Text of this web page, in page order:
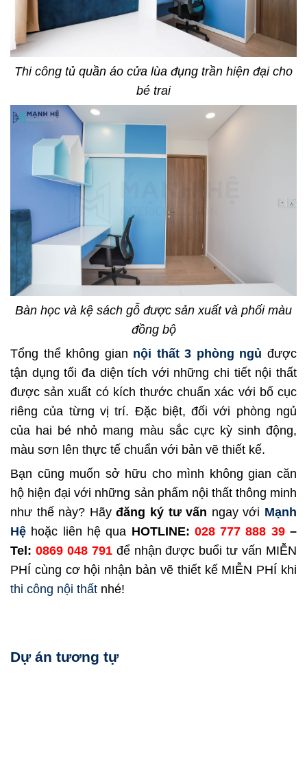
Thi công tủ quần áo cửa lùa đụng trần hiện đại cho
bé trai
Bàn học và kệ sách gỗ được sản xuất và phối màu
đồng bộ
Tổng thể không gian nội thất 3 phòng ngủ được
tận dụng tối đa diện tích với những chi tiết nội thất
được sản xuất có kích thước chuẩn xác với bố cục
riêng của từng vị trí. Đặc biệt, đối với phòng ngủ
của hai bé nhỏ mang màu sắc cực kỳ sinh động,
màu sơn lên thực tế chuẩn với bản vẽ thiết kế.
Bạn cũng muốn sở hữu cho mình không gian căn
hộ hiện đại với những sản phẩm nội thất thông minh
như thế này? Hãyđăng ký tư vấn ngay với Mạnh
Hệ hoặc liên hệ qua HOTLINE: 028 777 888 39–
Tel: 0869 048 791để nhận được buổi tư vấn MIỄN
PHÍ cùng cơ hội nhận bản vẽ thiết kế MIỄN PHÍ khi
thi công nội thất nhé!
Dự án tương tự